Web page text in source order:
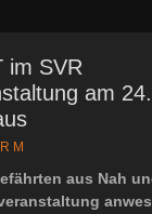
im SVR
am
R M
aus Nah